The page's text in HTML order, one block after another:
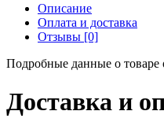
Описание
Оплата и доставка
Отзывы [0]
Подробные данные о товаре
Доставка и